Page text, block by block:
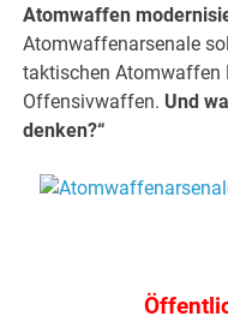
Atomwaffen
Atomwaffenarsenale
taktischen Atomwaffen
Offensivwaffen. Und
denken?“